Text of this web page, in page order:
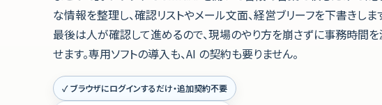
な情報を整理し、確認リストやメール文面、経営ブリーフを下書きしま
最後は人が確認して進めるので、現場のやり方を崩さずに事務時間を
せます。専用ソフトの導入も、AI の契約も要りません。
✓ ブラウザにログインするだけ・追加契約不要